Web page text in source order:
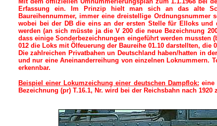
Erfassung ein. Im Prinzip hielt man sich an das alte
Baureihennummer, immer eine dreistellige Ordnungsnummer
wobei bei der DB die eins an der ersten Stelle für Elloks
werden (an sich müsste ja die V 200 die neue Bezeichnung
dass einige Sonderbezeichnungen eingeführt werden mussten
012 die Loks mit Ölfeuerung der Baureihe 01.10 darstellten, die
Die zahlreichen Privatbahen un Deutschland haben/hatten in
und nur eine Aneinanderreihung von einzelnen Loknummern.
erkennbar.
Beispiel einer Lokumzeichung einer deutschen Dampflok: eine
Bezeichnung (pr) T.16.1, Nr. wird bei der Reichsbahn nach 1920